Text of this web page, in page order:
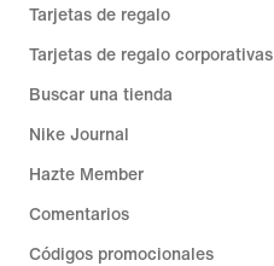
Tarjetas de regalo
Tarjetas de regalo corporativas
Buscar una tienda
Nike Journal
Hazte Member
Comentarios
Códigos promocionales